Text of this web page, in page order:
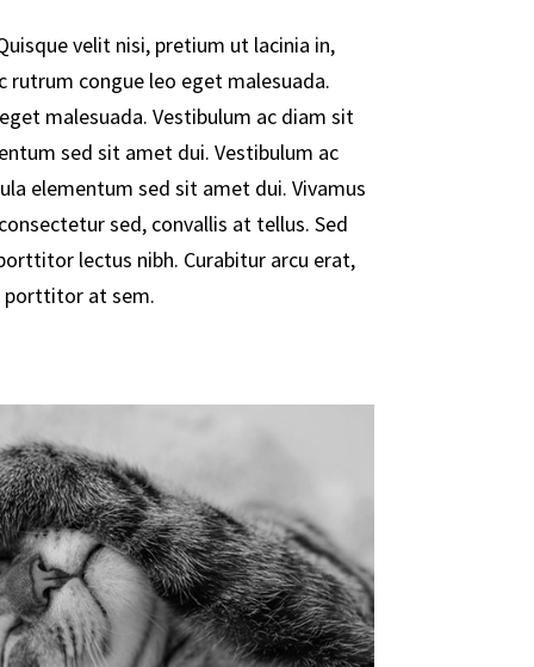
velit nisi, pretium ut lacinia in,
rutrum congue leo eget malesuada.
malesuada. Vestibulum ac diam sit
sed sit amet dui. Vestibulum ac
elementum sed sit amet dui. Vivamus
sed, convallis at tellus. Sed
lectus nibh. Curabitur arcu erat,
porttitor at sem.